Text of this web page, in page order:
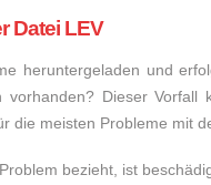
Datei LEV
heruntergeladen und
Dieser Vorfall
die meisten Probleme mit
bezieht, ist